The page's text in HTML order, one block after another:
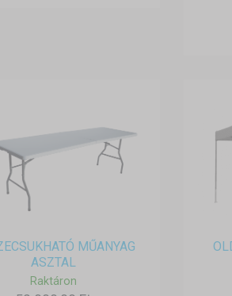
MŰANYAG
ASZTAL
Raktáron